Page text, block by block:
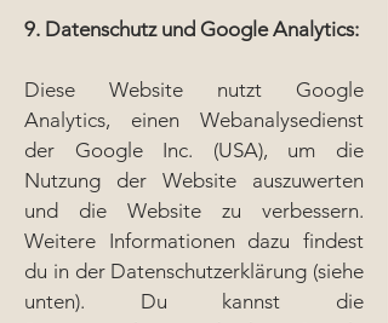
9. Datenschutz und Google Analytics:
Diese Website nutzt Google
Analytics, einen Webanalysedienst
der Google Inc. (USA), um die
Nutzung der Website auszuwerten
und die Website zu verbessern.
Weitere Informationen dazu findest
du in der Datenschutzerklärung (siehe
unten). Du kannst die